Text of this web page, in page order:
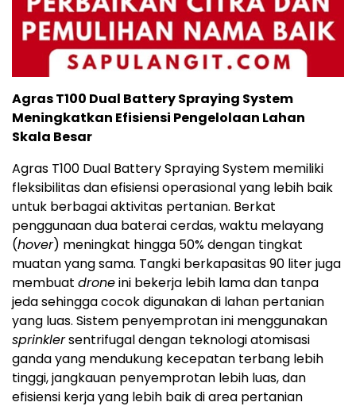
Agras T100 Dual Battery Spraying System
Meningkatkan Efisiensi Pengelolaan Lahan
Skala Besar
Agras T100 Dual Battery Spraying System memiliki
fleksibilitas dan efisiensi operasional yang lebih baik
untuk berbagai aktivitas pertanian. Berkat
penggunaan dua baterai cerdas, waktu melayang
(hover) meningkat hingga 50% dengan tingkat
muatan yang sama. Tangki berkapasitas 90 liter juga
membuat droneini bekerja lebih lama dan tanpa
jeda sehingga cocok digunakan di lahan pertanian
yang luas. Sistem penyemprotan ini menggunakan
sprinklersentrifugal dengan teknologi atomisasi
ganda yang mendukung kecepatan terbang lebih
tinggi, jangkauan penyemprotan lebih luas, dan
efisiensi kerja yang lebih baik di area pertanian